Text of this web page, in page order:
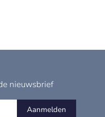
nieuwsbrief
Aanmelden